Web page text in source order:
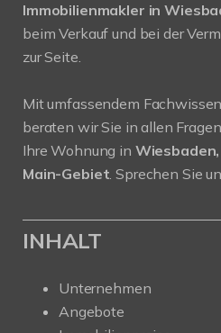
Immobilienmakler in
beim Verkauf und bei der
zur Seite.
Mit umfassendem
beraten wir Sie in allen
Ihre Wohnung in
Main-Gebiet. Sprechen Sie
INHALT
Unternehmen
Angebote